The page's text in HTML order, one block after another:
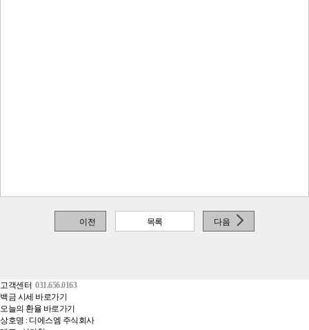
이전 목록 다음
고객센터 031.656.0163
백금 시세 바로가기
오늘의 환율 바로가기
상호명 : 디에스엠 주식회사